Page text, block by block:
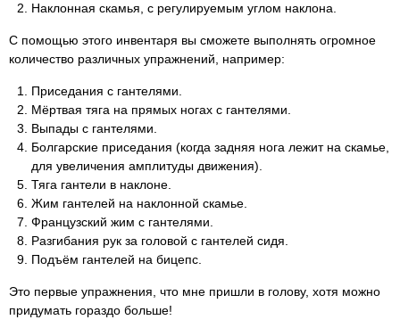
Наклонная скамья, с регулируемым углом наклона.
С помощью этого инвентаря вы сможете выполнять огромное
количество различных упражнений, например:
Приседания с гантелями.
Мёртвая тяга на прямых ногах с гантелями.
Выпады с гантелями.
Болгарские приседания (когда задняя нога лежит на скамье,
для увеличения амплитуды движения).
Тяга гантели в наклоне.
Жим гантелей на наклонной скамье.
Французский жим с гантелями.
Разгибания рук за головой с гантелей сидя.
Подъём гантелей на бицепс.
Это первые упражнения, что мне пришли в голову, хотя можно
придумать гораздо больше!